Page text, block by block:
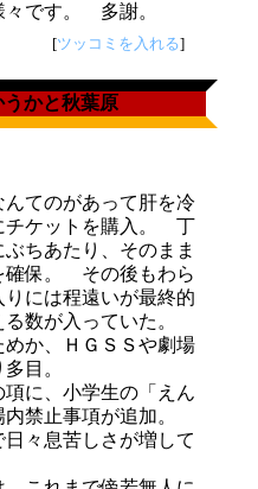
です。 多謝。
[ツッコミを入れる]
うかと秋葉原
てのがあって肝を冷
チケットを購入。 丁
ちあたり、そのまま
確保。 その後もわら
には程遠いが最終的
数が入っていた。
か、ＨＧＳＳや劇場
目。
に、小学生の「えん
禁止事項が追加。
日々息苦しさが増して